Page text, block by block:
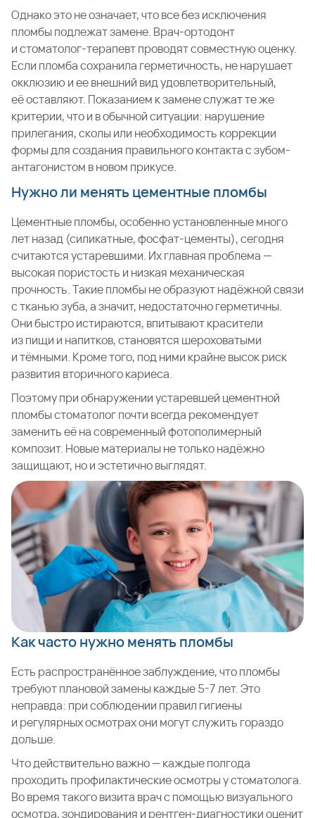
Однако это не означает, что все без исключения
пломбы подлежат замене. Врач-ортодонт
и стоматолог-терапевт проводят совместную оценку.
Если пломба сохранила герметичность, не нарушает
окклюзию и ее внешний вид удовлетворительный,
её оставляют. Показанием к замене служат те же
критерии, что и в обычной ситуации: нарушение
прилегания, сколы или необходимость коррекции
формы для создания правильного контакта с зубом-
антагонистом в новом прикусе.
Нужно ли менять цементные пломбы
Цементные пломбы, особенно установленные много
лет назад (силикатные, фосфат-цементы), сегодня
считаются устаревшими. Их главная проблема —
высокая пористость и низкая механическая
прочность. Такие пломбы не образуют надёжной связи
с тканью зуба, а значит, недостаточно герметичны.
Они быстро истираются, впитывают красители
из пищи и напитков, становятся шероховатыми
и тёмными. Кроме того, под ними крайне высок риск
развития вторичного кариеса.
Поэтому при обнаружении устаревшей цементной
пломбы стоматолог почти всегда рекомендует
заменить её на современный фотополимерный
композит. Новые материалы не только надёжно
защищают, но и эстетично выглядят.
Как часто нужно менять пломбы
Есть распространённое заблуждение, что пломбы
требуют плановой замены каждые 5-7 лет. Это
неправда: при соблюдении правил гигиены
и регулярных осмотрах они могут служить гораздо
дольше.
Что действительно важно — каждые полгода
проходить профилактические осмотры у стоматолога.
Во время такого визита врач с помощью визуального
осмотра, зондирования и рентген-диагностики оценит